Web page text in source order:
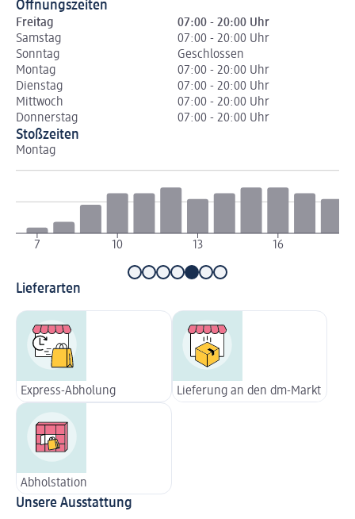
Öffnungszeiten
Freitag
07:00 - 20:00 Uhr
Samstag
07:00 - 20:00 Uhr
Sonntag
Geschlossen
Montag
07:00 - 20:00 Uhr
Dienstag
07:00 - 20:00 Uhr
Mittwoch
07:00 - 20:00 Uhr
Donnerstag
07:00 - 20:00 Uhr
Stoßzeiten
Montag
7 10 13 16
Lieferarten
Express-Abholung Lieferung an den dm-Markt
Abholstation
Unsere Ausstattung